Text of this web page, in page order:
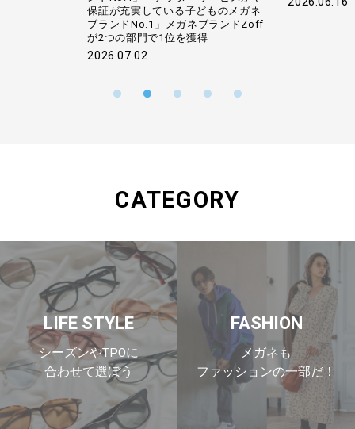
保証が充実している子どものメガネ
ブランドNo.1」メガネブランドZoff
が2つの部門で1位を獲得
2026.07.02
CATEGORY
LIFE STYLE
シーズンやTPOに
合わせて選ぼう
FASHION
メガネも
ファッションの一部だ！